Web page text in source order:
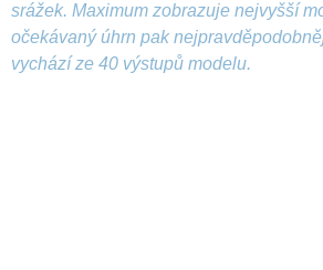
srážek. Maximum zobrazuje nejvyšší
očekávaný úhrn pak
vychází ze 40 výstupů modelu.